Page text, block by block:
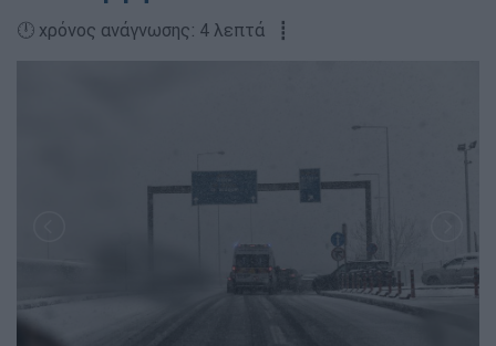
🕛 χρόνος ανάγνωσης: 4 λεπτά ┋